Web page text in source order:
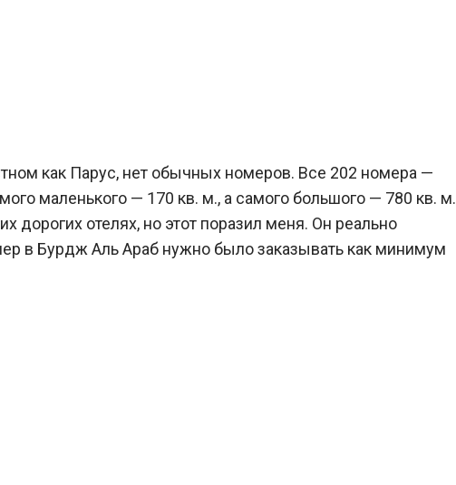
как Парус, нет обычных номеров. Все 202 номера —
маленького — 170 кв. м., а самого большого — 780 кв. м.
дорогих отелях, но этот поразил меня. Он реально
в Бурдж Аль Араб нужно было заказывать как минимум